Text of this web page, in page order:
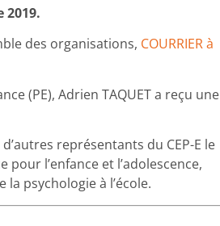
2019.
des organisations, COURRIER à
(PE), Adrien TAQUET a reçu une
d’autres représentants du CEP-E le
l’enfance et l’adolescence,
psychologie à l’école.